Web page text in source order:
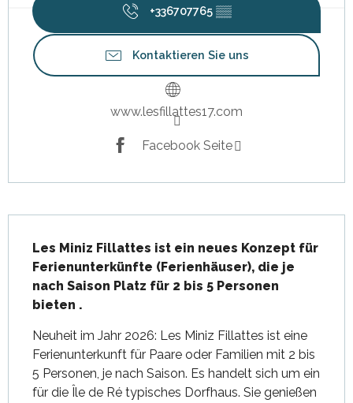
+336707765 ▒▒
Kontaktieren Sie uns
www.lesfillattes17.com
Facebook Seite
Les Miniz Fillattes ist ein neues Konzept für
Ferienunterkünfte (Ferienhäuser), die je
nach Saison Platz für 2 bis 5 Personen
bieten .
Neuheit im Jahr 2026: Les Miniz Fillattes ist eine
Ferienunterkunft für Paare oder Familien mit 2 bis
5 Personen, je nach Saison. Es handelt sich um ein
für die Île de Ré typisches Dorfhaus. Sie genießen